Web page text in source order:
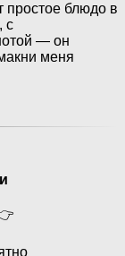
простое блюдо в
с
— он
меня